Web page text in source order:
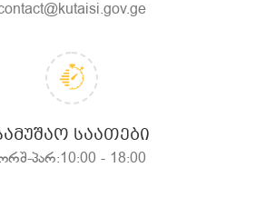
ᲡᲐᲐᲗᲔᲑᲘ
პარ:10:00 - 18:00